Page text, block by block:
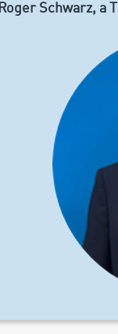
Roger Schwarz, a